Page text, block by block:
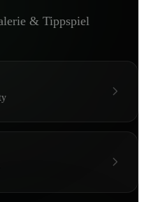
& Tippspiel